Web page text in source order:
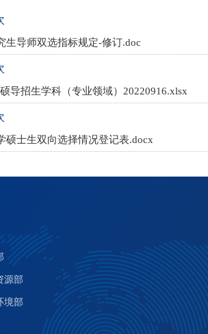
生导师双选指标规定-修订.doc
导招生学科（专业领域）20220916.xlsx
硕士生双向选择情况登记表.docx
源部
境部